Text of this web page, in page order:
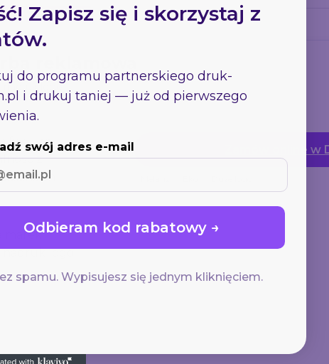
reklamowa
nadruk logo.
fakturą
z
marek
nadruk logo,
Zamów online w
Zapisz się i skorzystaj z
do programu partnerskiego druk-
i drukuj taniej — już od pierwszego
swój adres e-mail
Odbieram kod rabatowy →
spamu. Wypisujesz się jednym kliknięciem.